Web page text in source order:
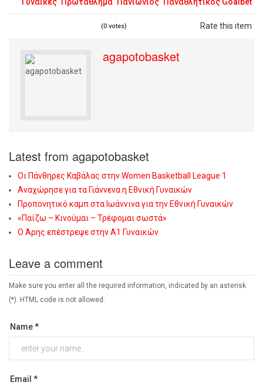
Γυναίκες Πρωτάθλημα Πανιώνιος Παναθλητικός Goalbet
Rate this item
(0 votes)
agapotobasket
Latest from agapotobasket
Οι Πάνθηρες Καβάλας στην Women Basketball League 1
Αναχώρησε για τα Γιάννενα η Εθνική Γυναικών
Προπονητικό καμπ στα Ιωάννινα για την Εθνική Γυναικών
«Παίζω – Κινούμαι – Τρέφομαι σωστά»
Ο Άρης επέστρεψε στην Α1 Γυναικών
Leave a comment
Make sure you enter all the required information, indicated by an asterisk
(*). HTML code is not allowed.
Name *
Email *